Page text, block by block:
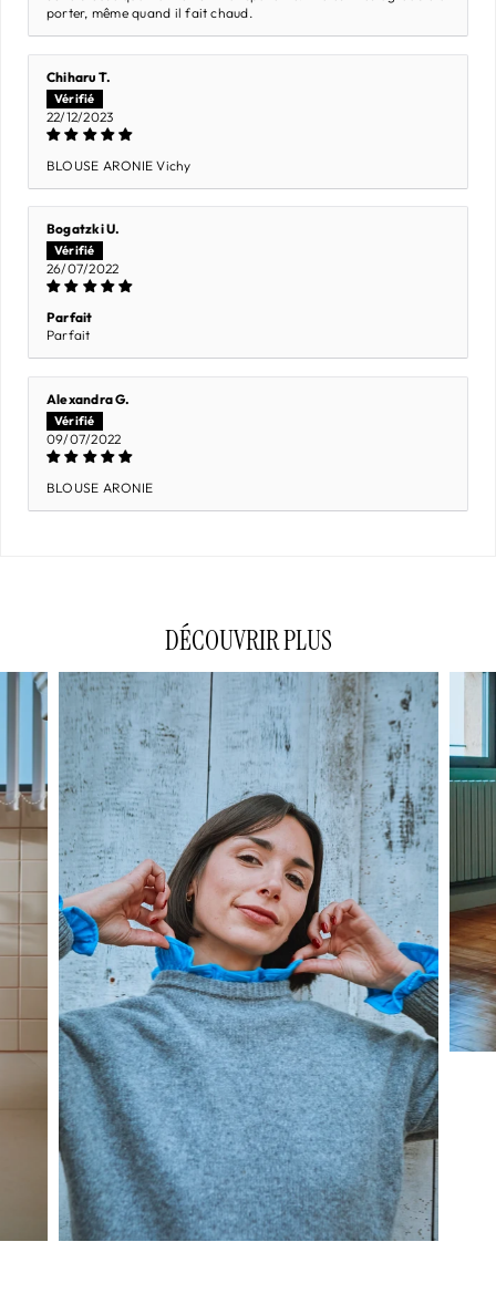
porter, même quand il fait chaud.
Chiharu T.
22/12/2023
BLOUSE ARONIE Vichy
Bogatzki U.
26/07/2022
Parfait
Parfait
Alexandra G.
09/07/2022
BLOUSE ARONIE
DÉCOUVRIR PLUS